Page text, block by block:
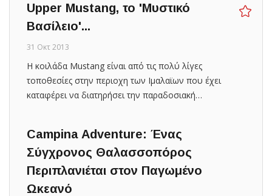
Upper Mustang, το 'Μυστικό
Βασίλειο'...
31 Οκτ 2013
Η κοιλάδα Mustang είναι από τις πολύ λίγες
τοποθεσίες στην περιοχη των Ιμαλαϊων που έχει
καταφέρει να διατηρήσει την παραδοσιακή…
Campina Adventure: Ένας
Σύγχρονος Θαλασσοπόρος
Περιπλανιέται στον Παγωμένο
Ωκεανό